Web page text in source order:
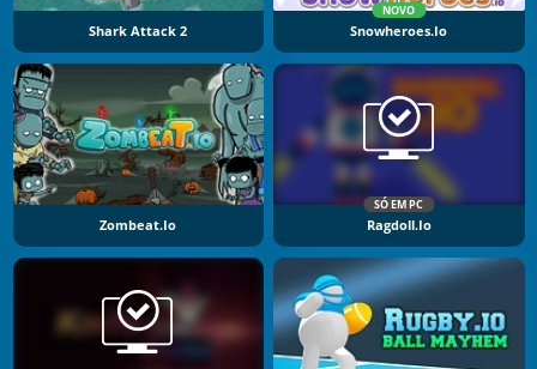
Shark Attack 2
NOVO
Snowheroes.io
Zombeat.io
SÓ EM PC
Ragdoll.io